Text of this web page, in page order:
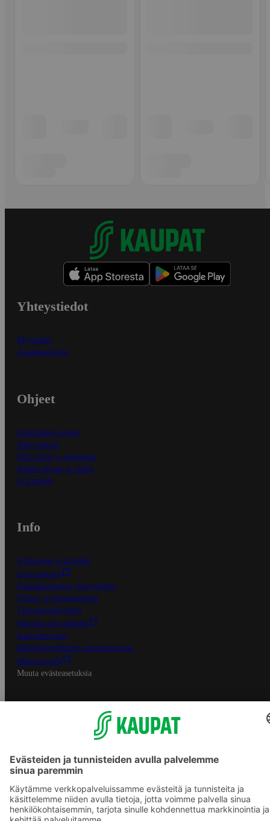
Yhteystiedot
Myymälät
Asiakaspalvelu
Ohjeet
Ensitilaajan ohjeet
Näin maksat
Näin tilaat ja muokkaat
Kaikki ohjeet ja vinkit
In English
Info
S-Business yrityksille
Oiva-raportit
Osuuskauppojen yhteystiedot
Tilaus- ja toimitusehdot
Tietosuojakäytäntö
Palvelun käyttöehdot
Saavutettavuus
Mobiilisovelluksen saavutettavuus
Mainostajalle
Muuta evästeasetuksia
S-ryhmän palvelut
S-ryhmä
Asiakasomistajuus
S-ostoslista -sovellus
Prisma.fi